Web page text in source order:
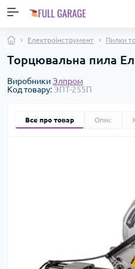
Електроінструмент Пилки
Торцювальна пила
ВиробникиЭлпром
Код товару:ЭПТ-255П
Все про товар Опис